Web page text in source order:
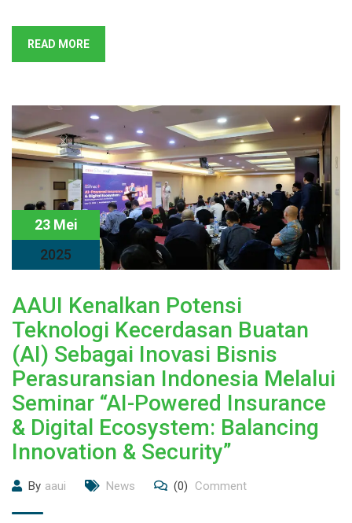
READ MORE
23 Mei
2025
AAUI Kenalkan Potensi
Teknologi Kecerdasan Buatan
(AI) Sebagai Inovasi Bisnis
Perasuransian Indonesia Melalui
Seminar “AI-Powered Insurance
& Digital Ecosystem: Balancing
Innovation & Security”
By aaui News (0) Comment